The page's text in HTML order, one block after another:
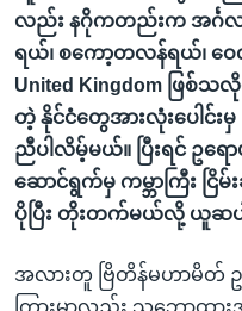
လည်း နဂိုကတည်းက အင်္ဂ
ရယ်၊ စကော့တလန်ရယ်၊ ဝ
United Kingdom ဖြစ်
တဲ့ နိုင်ငံတွေအားလုံးပေါင်း
ညီပါလိမ့်မယ်။ ပြီးရင် ဥရေ
ဆောင်ရွက်မှ ကမ္ဘာကြီး ငြိမ်
ပိုပြီး တိုးတက်မယ်လို့ ယူဆပ
အလားတူ ဗြိတိန်မဟာမိတ် ဥ
ကြားမှာလည်း သဘောထား